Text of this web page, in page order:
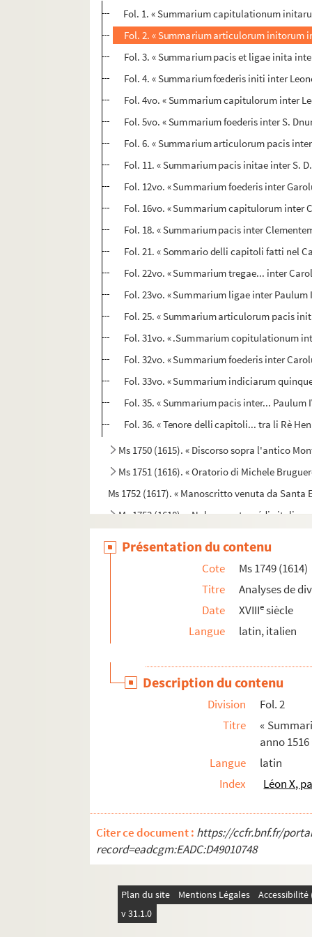
Fol. 1. « Summarium capitulationum
Fol. 2. « Summarium articulorum initorum
Fol. 3. « Summarium pacis et ligae inita
Fol. 4. « Summarium fœderis initi inter
Fol. 4vo. « Summarium capitulorum inter
Fol. 5vo. « Summarium foederis inter S.
Fol. 6. « Summarium articulorum pacis
Fol. 11. « Summarium pacis initae inter S.
Fol. 12vo. « Summarium foederis inter
Fol. 16vo. « Summarium capitulorum inter
Fol. 18. « Summarium pacis inter
Fol. 21. « Sommario delli capitoli fatti nel
Fol. 22vo. « Summarium tregae... inter
Fol. 23vo. « Summarium ligae inter Paulum
Fol. 25. « Summarium articulorum pacis
Fol. 31vo. « .Summarium copitulationum
Fol. 32vo. « Summarium foederis inter
Fol. 33vo. « Summarium indiciarum
Fol. 35. « Summarium pacis inter...
Fol. 36. « Tenore delli capitoli... tra li Rè
Ms 1750 (1615). « Discorso sopra l'antico
Ms 1751 (1616). « Oratorio di Michele
Ms 1752 (1617). « Manoscritto venuta da
Ms 1753 (1618). « Nabucco » tragédie
Ms 1759 (1624). « Traité de la réception et de
Ms 1760-1763 (1625-1628). « Conclavi de
Ms 1764 (1629). [Titre absent ou non
Ms 1765 (1630). [Titre absent ou non
Ms 1766 (1631). Documents divers relatifs
Présentation du contenu
Cote
Ms 1749 (1614)
Titre
Analyses de
Date
XVIIIesiècle
Langue
latin, italien
Description du contenu
Division
Fol. 2
Titre
«
anno 1516
Langue
latin
Index
Léon X,
Citer ce document : https://ccfr.bnf.fr/
record=eadcgm:EADC:D49010748
Plan du site Mentions Légales
v 31.1.0